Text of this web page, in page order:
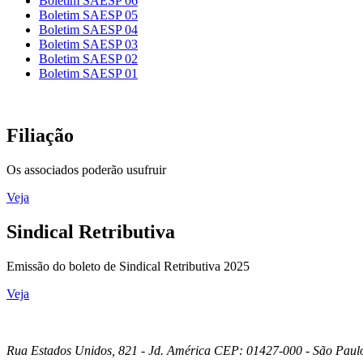
Boletim SAESP 05
Boletim SAESP 04
Boletim SAESP 03
Boletim SAESP 02
Boletim SAESP 01
Filiação
Os associados poderão usufruir
Veja
Sindical Retributiva
Emissão do boleto de Sindical Retributiva 2025
Veja
Rua Estados Unidos, 821 - Jd. América CEP: 01427-000 - São